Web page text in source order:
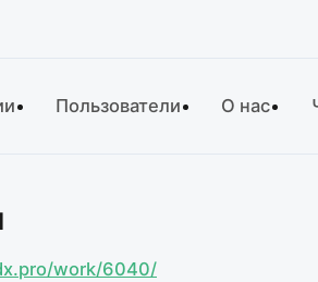
Пользователи О нас
work/6040/